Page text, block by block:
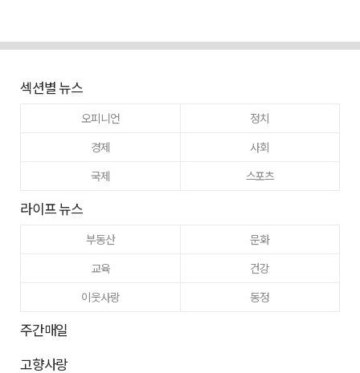
섹션별 뉴스
오피니언
정치
경제
사회
국제
스포츠
라이프 뉴스
부동산
문화
교육
건강
이웃사랑
동정
주간매일
고향사랑